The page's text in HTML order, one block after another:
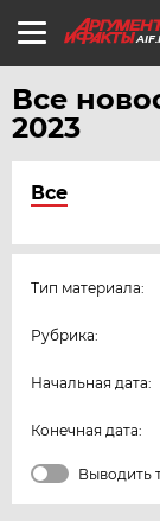
Все
2023
Все
Тип материала:
Рубрика:
Начальная дата:
Конечная дата:
Выводить